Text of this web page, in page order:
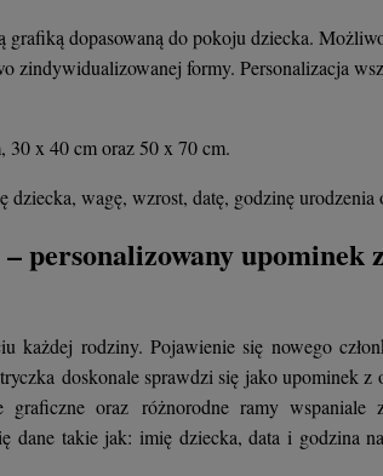
grafiką dopasowaną do pokoju dziecka.
zindywidualizowanej formy. Personalizacja
30 x 40 cm oraz 50 x 70 cm.
wagę, wzrost, datę, godzinę urodzenia
personalizowany
każdej rodziny. Pojawienie się nowego
doskonale sprawdzi się jako upominek
graficzne oraz różnorodne ramy
dane takie jak: imię dziecka, data i godzina